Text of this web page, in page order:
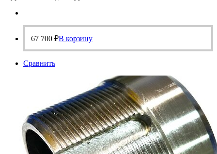
67 700 ₽В корзину
Сравнить